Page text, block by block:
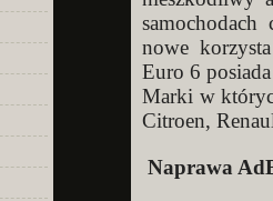
nowe
Euro 6
Marki w
Citroen,
Naprawa